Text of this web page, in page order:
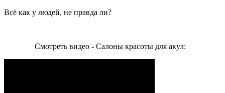
Всё как у людей, не правда ли?
Смотреть видео - Салоны красоты для акул: